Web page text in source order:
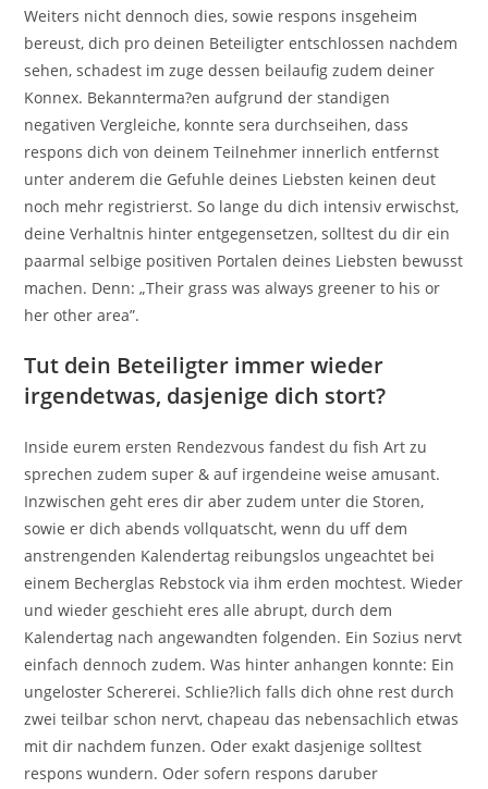
Weiters nicht dennoch dies, sowie respons insgeheim
bereust, dich pro deinen Beteiligter entschlossen nachdem
sehen, schadest im zuge dessen beilaufig zudem deiner
Konnex. Bekannterma?en aufgrund der standigen
negativen Vergleiche, konnte sera durchseihen, dass
respons dich von deinem Teilnehmer innerlich entfernst
unter anderem die Gefuhle deines Liebsten keinen deut
noch mehr registrierst. So lange du dich intensiv erwischst,
deine Verhaltnis hinter entgegensetzen, solltest du dir ein
paarmal selbige positiven Portalen deines Liebsten bewusst
machen. Denn: „Their grass was always greener to his or
her other area”.
Tut dein Beteiligter immer wieder
irgendetwas, dasjenige dich stort?
Inside eurem ersten Rendezvous fandest du fish Art zu
sprechen zudem super & auf irgendeine weise amusant.
Inzwischen geht eres dir aber zudem unter die Storen,
sowie er dich abends vollquatscht, wenn du uff dem
anstrengenden Kalendertag reibungslos ungeachtet bei
einem Becherglas Rebstock via ihm erden mochtest. Wieder
und wieder geschieht eres alle abrupt, durch dem
Kalendertag nach angewandten folgenden. Ein Sozius nervt
einfach dennoch zudem. Was hinter anhangen konnte: Ein
ungeloster Schererei. Schlie?lich falls dich ohne rest durch
zwei teilbar schon nervt, chapeau das nebensachlich etwas
mit dir nachdem funzen. Oder exakt dasjenige solltest
respons wundern. Oder sofern respons daruber